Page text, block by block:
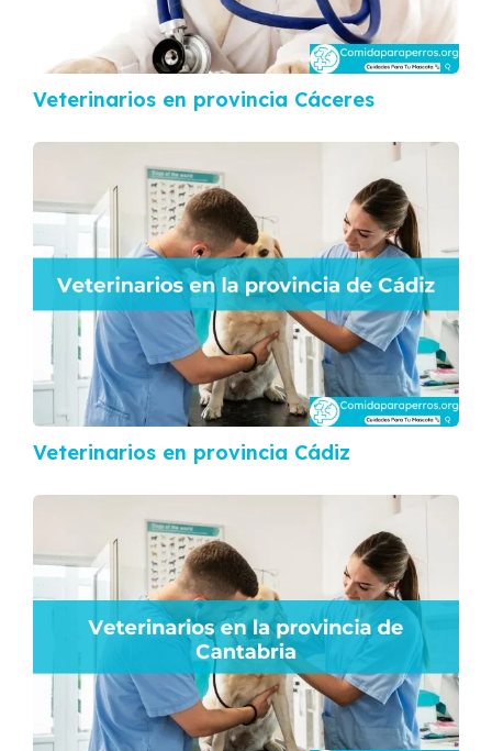
Veterinarios en provincia Cáceres
Veterinarios en provincia Cádiz